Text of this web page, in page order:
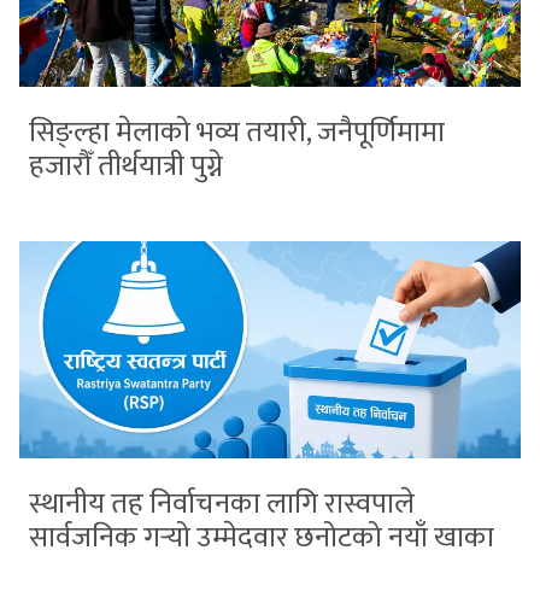
सिङ्ल्हा मेलाको भव्य तयारी, जनैपूर्णिमामा
हजारौँ तीर्थयात्री पुग्ने
स्थानीय तह निर्वाचनका लागि रास्वपाले
सार्वजनिक गर्‍यो उम्मेदवार छनोटको नयाँ खाका